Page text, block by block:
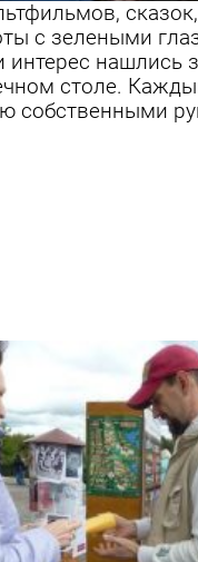
с зелеными
интерес нашлись
столе.
собственными